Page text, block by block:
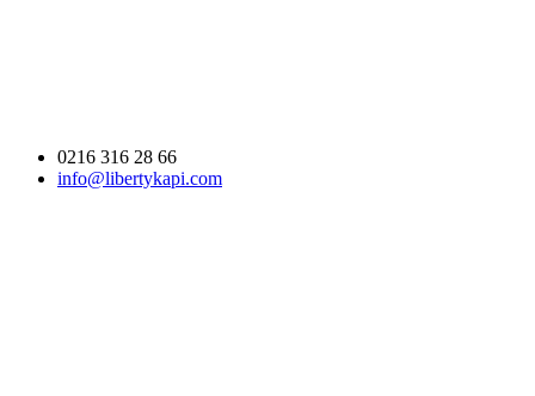
0216 316 28 66
info@libertykapi.com